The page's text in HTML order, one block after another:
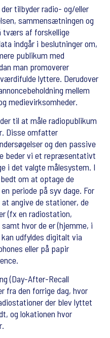
tilbyder radio- og/eller
sammensætningen og
tværs af forskellige
indgår i beslutninger om,
publikum med
man promoverer
lyttere. Derudover
mellem
medievirksomheder.
til at måle radiopublikum
Disse omfatter
og den passive
beder vi et repræsentativt
i det valgte målesystem. I
om at optage de
periode på syv dage. For
angive de stationer, de
(fx en radiostation,
hvor de er (hjemme, i
udfyldes digitalt via
eller på papir
(Day-After-Recall
fra den forrige dag, hvor
der blev lyttet
og lokationen hvor